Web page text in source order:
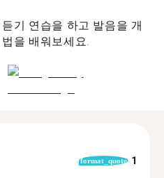
기 연습을 하고 발음을 개
을 배워보세요.
format_quote 1